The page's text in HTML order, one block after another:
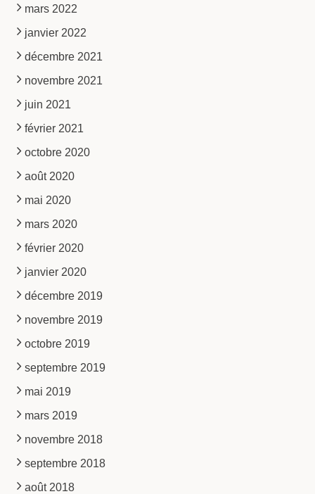
mars 2022
janvier 2022
décembre 2021
novembre 2021
juin 2021
février 2021
octobre 2020
août 2020
mai 2020
mars 2020
février 2020
janvier 2020
décembre 2019
novembre 2019
octobre 2019
septembre 2019
mai 2019
mars 2019
novembre 2018
septembre 2018
août 2018